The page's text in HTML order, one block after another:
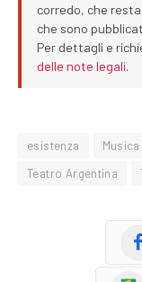
corredo, che
che sono
Per dettagli e
delle note legali.
esistenza Musica
Teatro Argentina